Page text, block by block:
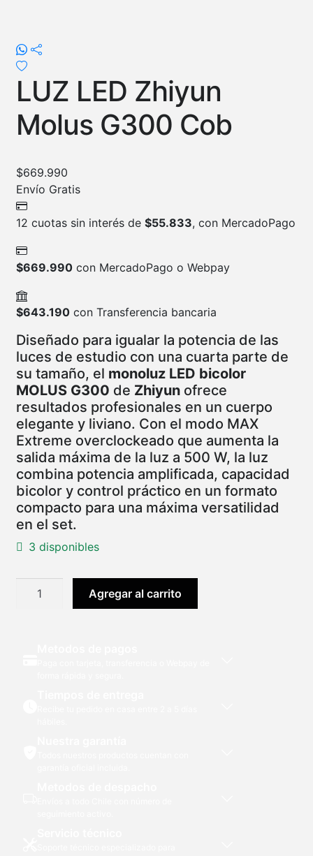
LUZ LED Zhiyun
Molus G300 Cob
$669.990
Envío Gratis
12 cuotas sin interés de $55.833, con MercadoPago
$669.990con MercadoPago o Webpay
$643.190con Transferencia bancaria
Diseñado para igualar la potencia de las
luces de estudio con una cuarta parte de
su tamaño, el monoluz LED bicolor
MOLUS G300 de Zhiyunofrece
resultados profesionales en un cuerpo
elegante y liviano. Con el modo MAX
Extreme overclockeado que aumenta la
salida máxima de la luz a 500 W, la luz
combina potencia amplificada, capacidad
bicolor y control práctico en un formato
compacto para una máxima versatilidad
en el set.
3 disponibles
Agregar al carrito